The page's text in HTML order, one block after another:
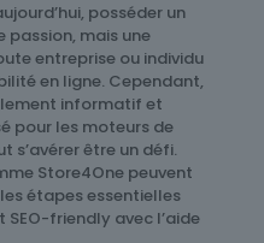
posséder un
passion, mais une
entreprise ou individu
en ligne. Cependant,
informatif et
pour les moteurs de
s’avérer être un défi.
Store4One peuvent
étapes essentielles
friendly avec l’aide